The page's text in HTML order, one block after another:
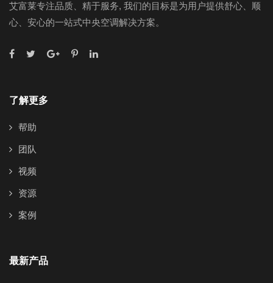
艾富莱专注品质、精于服务, 我们的目标是为用户提供舒心、顺
心、安心的一站式中央空调解决方案。
了解更多
帮助
团队
视频
资源
案例
最新产品